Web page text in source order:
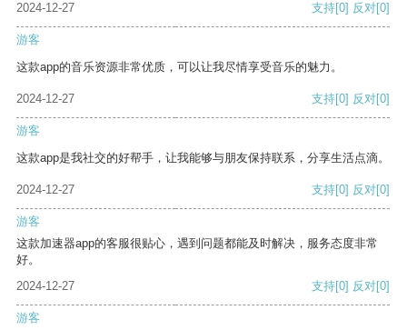
2024-12-27 支持[0] 反对[0]
游客
这款app的音乐资源非常优质，可以让我尽情享受音乐的魅力。
2024-12-27 支持[0] 反对[0]
游客
这款app是我社交的好帮手，让我能够与朋友保持联系，分享生活点滴。
2024-12-27 支持[0] 反对[0]
游客
这款加速器app的客服很贴心，遇到问题都能及时解决，服务态度非常
好。
2024-12-27
支持[0] 反对[0]
游客